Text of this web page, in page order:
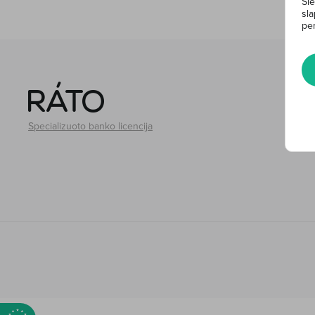
Specializuoto banko licencija